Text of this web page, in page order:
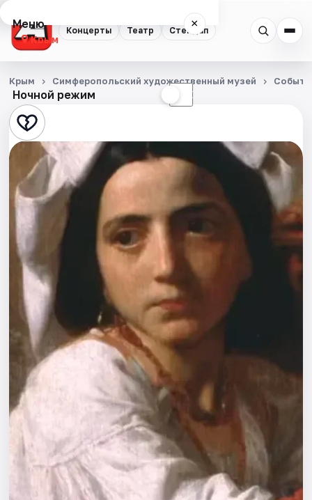
Концерты Театр Стендап
Меню ×
Крым
Концерты
Театр
Стендап
События
Города
Площадки
Артисты
Рейтинги
Ночной режим ☾
Крым Симферопольский художественный музей